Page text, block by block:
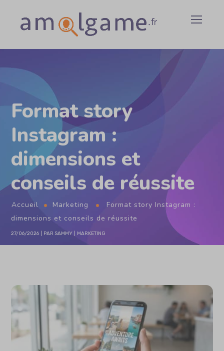
Format story
Instagram :
dimensions et
conseils de réussite
Accueil Marketing
Format story Instagram :
dimensions et conseils de réussite
27/06/2026 PAR SAMMY MARKETING